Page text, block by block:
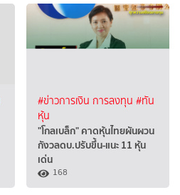
#ข่าวการเงิน การลงทุน #ทัน
หุ้น
"โกลเบล็ก" คาดหุ้นไทยผันผวน
กังวลดบ.ปรับขึ้น-แนะ 11 หุ้น
เด่น
168